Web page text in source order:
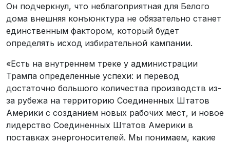
Он подчеркнул, что неблагоприятная для Белого
дома внешняя конъюнктура не обязательно станет
единственным фактором, который будет
определять исход избирательной кампании.
«Есть на внутреннем треке у администрации
Трампа определенные успехи: и перевод
достаточно большого количества производств из-
за рубежа на территорию Соединенных Штатов
Америки с созданием новых рабочих мест, и новое
лидерство Соединенных Штатов Америки в
поставках энергоносителей. Мы понимаем, какие